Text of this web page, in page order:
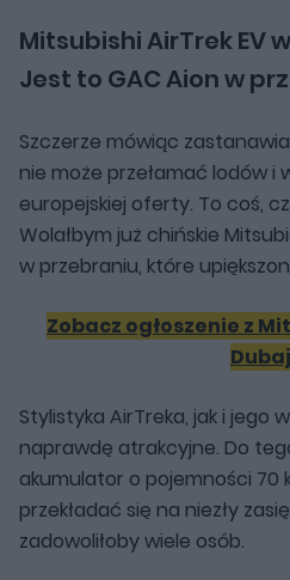
Mitsubishi AirTrek EV
Jest to GAC Aion w
Szczerze mówiąc
nie może przełamać lodów
europejskiej oferty. To coś,
Wolałbym już chińskie
w przebraniu, które
Zobacz ogłoszenie z
Stylistyka AirTreka, jak i jego
naprawdę atrakcyjne. Do
akumulator o pojemności 70
przekładać się na niezły
zadowoliłoby wiele osób.